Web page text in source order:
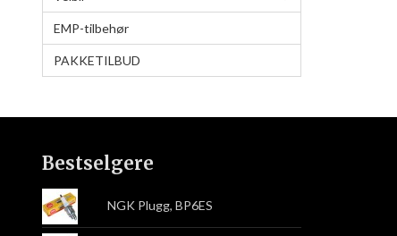
EMP-tilbehør
PAKKETILBUD
Bestselgere
NGK Plugg, BP6ES